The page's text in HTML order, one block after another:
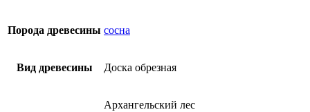
из
сосны
на
Порода древесины сосна
Вид древесины Доска обрезная
Архангельский лес